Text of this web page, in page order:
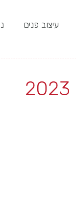
עיצוב פנים